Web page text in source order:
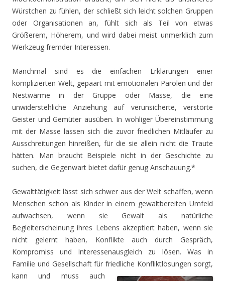
Würstchen zu fühlen, der schließt sich leicht solchen Gruppen
oder Organisationen an, fühlt sich als Teil von etwas
Größerem, Höherem, und wird dabei meist unmerklich zum
Werkzeug fremder Interessen.
Manchmal sind es die einfachen Erklärungen einer
komplizierten Welt, gepaart mit emotionalen Parolen und der
Nestwärme in der Gruppe oder Masse, die eine
unwiderstehliche Anziehung auf verunsicherte, verstörte
Geister und Gemüter ausüben. In wohliger Übereinstimmung
mit der Masse lassen sich die zuvor friedlichen Mitläufer zu
Ausschreitungen hinreißen, für die sie allein nicht die Traute
hätten. Man braucht Beispiele nicht in der Geschichte zu
suchen, die Gegenwart bietet dafür genug Anschauung.*
Gewalttätigkeit lässt sich schwer aus der Welt schaffen, wenn
Menschen schon als Kinder in einem gewaltbereiten Umfeld
aufwachsen, wenn sie Gewalt als natürliche
Begleiterscheinung ihres Lebens akzeptiert haben, wenn sie
nicht gelernt haben, Konflikte auch durch Gespräch,
Kompromiss und Interessenausgleich zu lösen. Was in
Familie und Gesellschaft für friedliche Konfliktlösungen sorgt,
kann und muss auch